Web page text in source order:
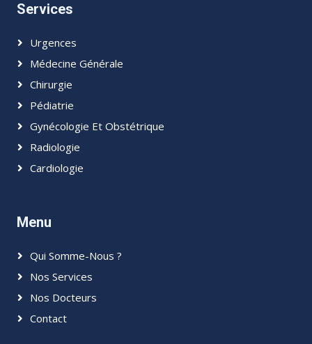
Services
Urgences
Médecine Générale
Chirurgie
Pédiatrie
Gynécologie Et Obstétrique
Radiologie
Cardiologie
Menu
Qui Somme-Nous ?
Nos Services
Nos Docteurs
Contact